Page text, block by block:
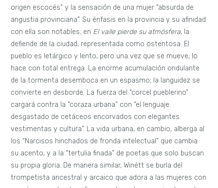
origen escocés” y la sensación de una mujer “absurda de
angustia provinciana”. Su énfasis en la provincia y su afinidad
con ella son notables; en El valle pierde su atmósfera, la
defiende de la ciudad, representada como ostentosa. El
pueblo es letárgico y lento, pero una vez que se mueve, lo
hace con total entrega. La enorme acumulación ondulante
de la tormenta desemboca en un espasmo; la languidez se
convierte en desborde. La fuerza del “corcel pueblerino”
cargará contra la “coraza urbana” con “el lenguaje
desgastado de cetáceos encorvados con elegantes
vestimentas y cultura”. La vida urbana, en cambio, alberga al
los “Narcisos hinchados de fronda intelectual” que cambia
su acento, y a la “tertulia finada” de poetas que solo buscan
su propia gloria. De manera similar, Winétt se burla del
trompetista ancestral y arcaico que adora a las mujeres con